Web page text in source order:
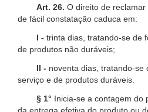
Art. 26. O direito de
de fácil constatação caduca em:
I - trinta dias, tratando-se de
de produtos não duráveis;
II - noventa dias, tratando-se
serviço e de produtos duráveis.
§ 1° Inicia-se a contagem do
da entrega efetiva do produto ou